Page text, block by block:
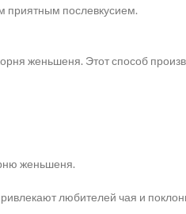
приятным послевкусием.
женьшеня. Этот способ
женьшеня.
любителей чая и